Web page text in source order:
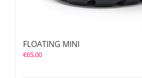
FLOATING MINI
€65,00